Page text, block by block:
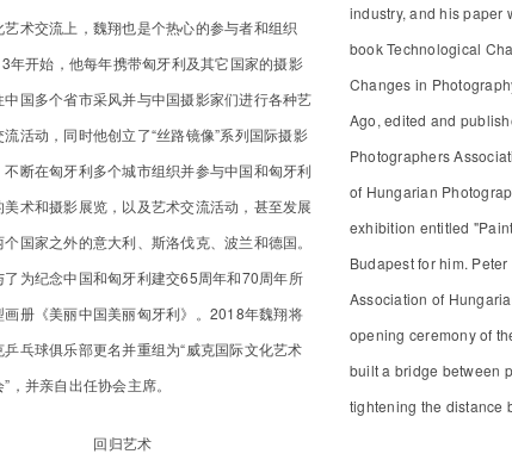
艺术交流上，魏翔也是个热心的参与者和组织
年开始，他每年携带匈牙利及其它国家的摄影
中国多个省市采风并与中国摄影家们进行各种艺
活动，同时他创立了“丝路镜像”系列国际摄影
不断在匈牙利多个城市组织并参与中国和匈牙利
美术和摄影展览，以及艺术交流活动，甚至发展
国家之外的意大利、斯洛伐克、波兰和德国。
了为纪念中国和匈牙利建交65周年和70周年所
画册《美丽中国美丽匈牙利》。2018年魏翔将
乒乓球俱乐部更名并重组为“威克国际文化艺术
，并亲自出任协会主席。
回归艺术
industry, and his paper
book Technological
Changes in
Ago, edited and
Photographers
of Hungarian
exhibition entitled
Budapest for him.
Association of
opening ceremony of
built a bridge between
tightening the distance